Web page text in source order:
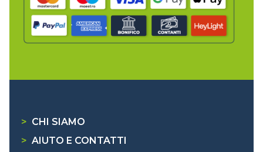
> CHI SIAMO
> AIUTO E CONTATTI